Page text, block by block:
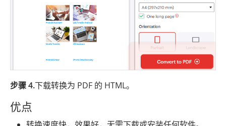
步骤 4.下载转换为 PDF 的 HTML。
优点